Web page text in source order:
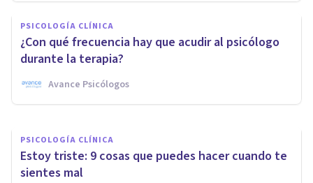
PSICOLOGÍA CLÍNICA
¿Con qué frecuencia hay que acudir al psicólogo
durante la terapia?
Avance Psicólogos
Las 10 mejores Residencias
Geriátricas en Jerez de la
Frontera
Xavier Molina
PSICOLOGÍA CLÍNICA
Estoy triste: 9 cosas que puedes hacer cuando te
sientes mal